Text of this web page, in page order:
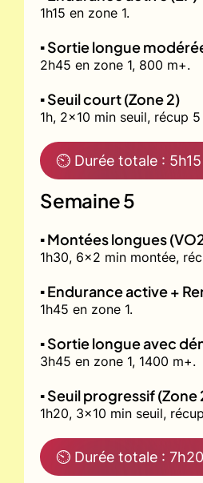
1h15 en zone 1.
▪️ Sortie longue
2h45 en zone 1, 800 m+.
▪️ Seuil court (Zone 2)
1h, 2x10 min seuil, récup 5
⏲ Durée totale : 5h15
Semaine 5
▪️ Montées longues
1h30, 6x2 min montée,
▪️ Endurance active +
1h45 en zone 1.
▪️ Sortie longue avec
3h45 en zone 1, 1400 m+.
▪️ Seuil progressif (Zone
1h20, 3x10 min seuil,
⏲ Durée totale : 7h20